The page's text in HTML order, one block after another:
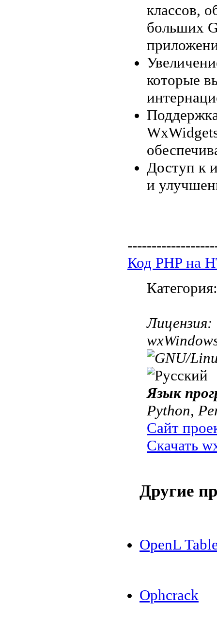
классов,
больших
которые
Доступ к
и
Код PHP на
Лицензия:
Язык
Python,
Сайт
Скачать
Другие
OpenL
Ophcrack